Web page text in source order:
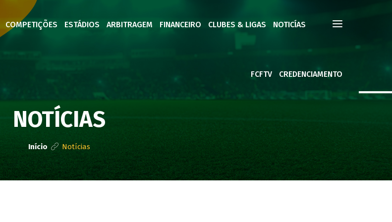
COMPETIÇÕES ESTÁDIOS ARBITRAGEM FINANCEIRO CLUBES & LIGAS NOTICÍAS
FCFTV CREDENCIAMENTO
NOTÍCIAS
Início Notícias